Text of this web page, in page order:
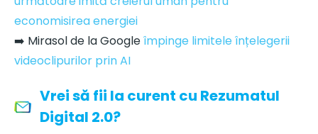
economisirea energiei
➡️ Mirasol de la Googleîmpinge limitele înțelegerii
videoclipurilor prin AI
Vrei să fii la curent cu Rezumatul
Digital 2.0?